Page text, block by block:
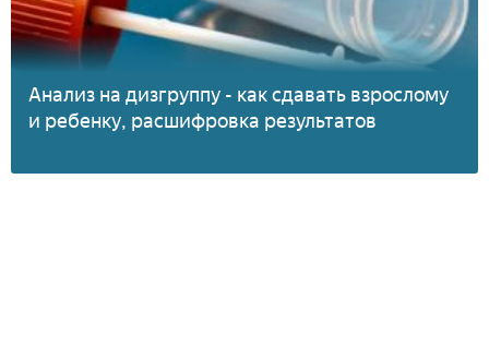
Анализ на дизгруппу - как сдавать взрослому
и ребенку, расшифровка результатов